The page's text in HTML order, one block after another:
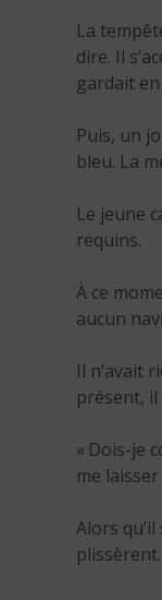
La
dire. Il
gardait en
Puis, un
bleu. La
Le jeune
requins.
À ce
aucun
Il n’avait
présent,
« Dois-je
me
Alors